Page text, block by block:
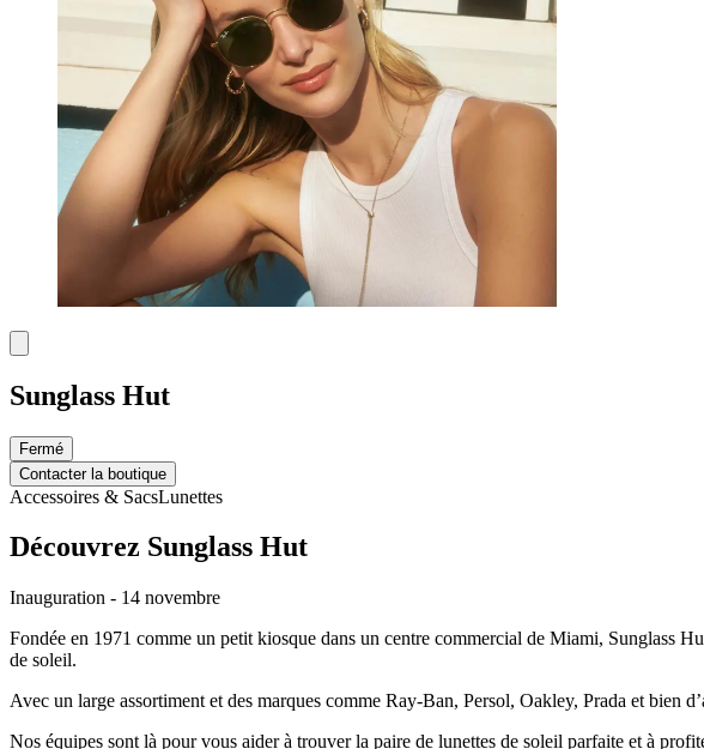
Sunglass Hut
Fermé
Contacter la boutique
Accessoires & SacsLunettes
Découvrez Sunglass Hut
Inauguration - 14 novembre
Fondée en 1971 comme un petit kiosque dans un centre commercial de Miami, Sunglass
de soleil.
Avec un large assortiment et des marques comme Ray-Ban, Persol, Oakley, Prada et bien
Nos équipes sont là pour vous aider à trouver la paire de lunettes de soleil parfaite et à